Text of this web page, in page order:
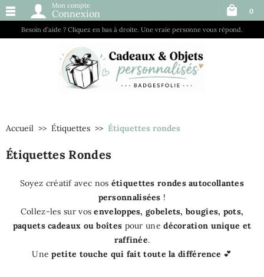
Besoin d’aide ? Cliquez en bas à droite. Une vraie personne vous répond.
Mon compte
Connexion 0
Accueil Étiquettes Étiquettes rondes
Étiquettes Rondes
Soyez créatif avec nos étiquettes rondes autocollantes
personnalisées !
Collez-les sur vosenveloppes, gobelets, bougies, pots,
paquets cadeaux ou boîtes pour unedécoration unique et
raffinée.
Unepetite touche qui fait toute la différence 💕